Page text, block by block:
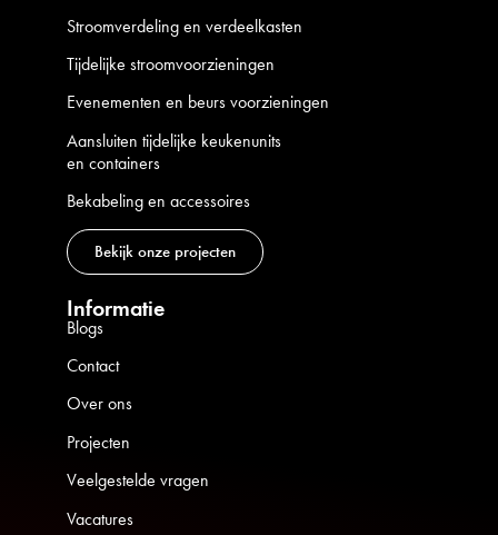
Stroomverdeling en verdeelkasten
Tijdelijke stroomvoorzieningen
Evenementen en beurs voorzieningen
Aansluiten tijdelijke keukenunits
en containers
Bekabeling en accessoires
Bekijk onze projecten
Informatie
Blogs
Contact
Over ons
Projecten
Veelgestelde vragen
Vacatures